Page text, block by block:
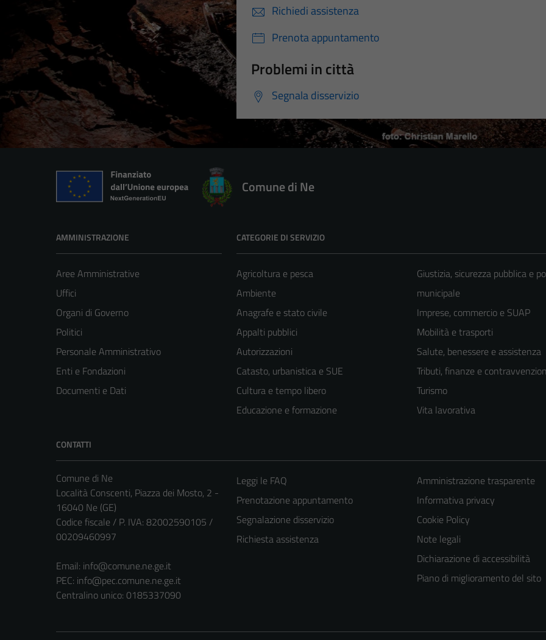
Richiedi assistenza
Prenota appuntamento
Problemi in città
Segnala disservizio
Comune di Ne
AMMINISTRAZIONE
Aree Amministrative
Uffici
Organi di Governo
Politici
Personale Amministrativo
Enti e Fondazioni
Documenti e Dati
CATEGORIE DI SERVIZIO
Agricoltura e pesca
Ambiente
Anagrafe e stato civile
Appalti pubblici
Autorizzazioni
Catasto, urbanistica e SUE
Cultura e tempo libero
Educazione e formazione
Giustizia, sicurezza pubblica e
municipale
Imprese, commercio e SUAP
Mobilità e trasporti
Salute, benessere e assistenza
Tributi, finanze e
Turismo
Vita lavorativa
CONTATTI
Comune di Ne
Località Conscenti, Piazza dei Mosto, 2 -
16040 Ne (GE)
Codice fiscale / P. IVA: 82002590105 /
00209460997
Email: info@comune.ne.ge.it
PEC: info@pec.comune.ne.ge.it
Centralino unico: 0185337090
Leggi le FAQ
Prenotazione appuntamento
Segnalazione disservizio
Richiesta assistenza
Amministrazione trasparente
Informativa privacy
Cookie Policy
Note legali
Dichiarazione di accessibilità
Piano di miglioramento del sito